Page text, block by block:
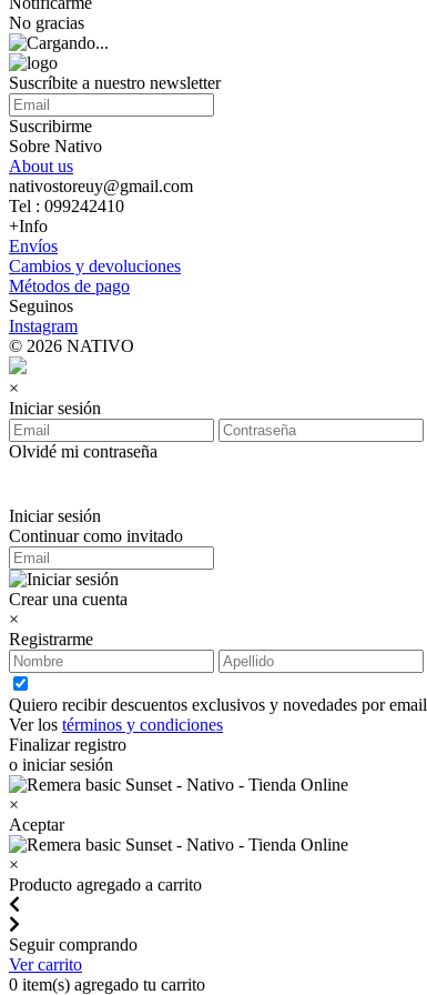
No gracias
Suscríbite a nuestro newsletter
Suscribirme
Sobre Nativo
About us
nativostoreuy@gmail.com
Tel : 099242410
+Info
Envíos
Cambios y devoluciones
Métodos de pago
Seguinos
Instagram
© 2026 NATIVO
×
Iniciar sesión
Olvidé mi contraseña
Iniciar sesión
Continuar como invitado
Crear una cuenta
×
Registrarme
Quiero recibir descuentos exclusivos y novedades por email
Ver los términos y condiciones
Finalizar registro
o iniciar sesión
×
Aceptar
×
Producto agregado a carrito
Seguir comprando
Ver carrito
0 item(s) agregado tu carrito